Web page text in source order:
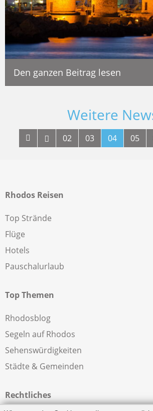
Den ganzen Beitrag lesen
Weitere
02 03 04 05
Rhodos Reisen
Top Strände
Flüge
Hotels
Pauschalurlaub
Top Themen
Rhodosblog
Segeln auf Rhodos
Sehenswürdigkeiten
Städte & Gemeinden
Rechtliches